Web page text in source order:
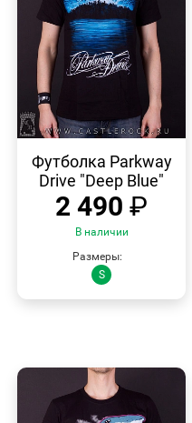
ПРОСМОТР
Футболка Parkway
Drive "Deep Blue"
2 490 ₽
В наличии
Размеры:
S